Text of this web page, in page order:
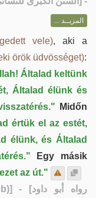
المزيــد ...
vele), aki a
örök üdvösséget):
Általad keltünk
Általad élünk és
Midőn
értük el az estét,
élünk, és Általad
Egy másik
az út."
- [رواه أبو داود